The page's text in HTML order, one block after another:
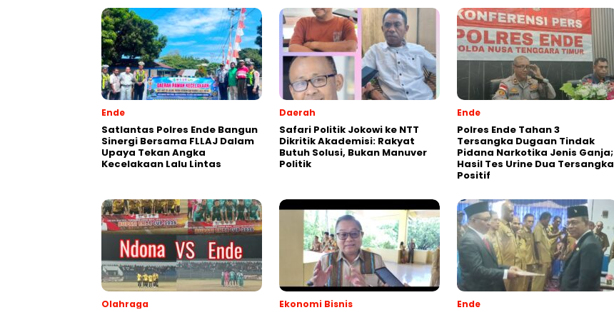
Ende
Satlantas Polres Ende Bangun
Sinergi Bersama FLLAJ Dalam
Upaya Tekan Angka
Kecelakaan Lalu Lintas
Daerah
Safari Politik Jokowi ke NTT
Dikritik Akademisi: Rakyat
Butuh Solusi, Bukan Manuver
Politik
Ende
Polres Ende Tahan 3
Tersangka Dugaan Tindak
Pidana Narkotika Jenis Ganja;
Hasil Tes Urine Dua Tersangka
Positif
Olahraga Ekonomi Bisnis Ende